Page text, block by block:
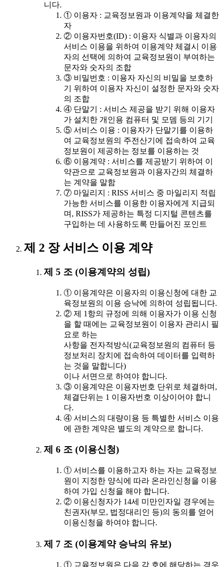
니다.
① 이용자 : 교육정보원과 이용계약을 체결한
자
② 이용자번호(ID) : 이용자 식별과 이용자의
서비스 이용을 위하여 이용계약 체결시 이용
자의 선택에 의하여 교육정보원이 부여하는
문자와 숫자의 조합
③ 비밀번호 : 이용자 자신의 비밀을 보호하
기 위하여 이용자 자신이 설정한 문자와 숫자
의 조합
④ 단말기 : 서비스 제공을 받기 위해 이용자
가 설치한 개인용 컴퓨터 및 모뎀 등의 기기
⑤ 서비스 이용 : 이용자가 단말기를 이용하
여 교육정보원의 주전산기에 접속하여 교육
정보원이 제공하는 정보를 이용하는 것
⑥ 이용계약 : 서비스를 제공받기 위하여 이
약관으로 교육정보원과 이용자간의 체결하
는 계약을 말함
⑦ 마일리지 : RISS 서비스 중 마일리지 적립
가능한 서비스를 이용한 이용자에게 지급되
며, RISS가 제공하는 특정 디지털 콘텐츠를
구입하는 데 사용하도록 만들어진 포인트
제 2 장 서비스 이용 계약
제 5 조 (이용계약의 성립)
① 이용계약은 이용자의 이용신청에 대한 교
육정보원의 이용 승낙에 의하여 성립됩니다.
② 제 1항의 규정에 의해 이용자가 이용 신청
을 할 때에는 교육정보원이 이용자 관리시 필
요로 하는
사항을 전자적방식(교육정보원의 컴퓨터 등
정보처리 장치에 접속하여 데이터를 입력하
는 것을 말합니다)
이나 서면으로 하여야 합니다.
③ 이용계약은 이용자번호 단위로 체결하며,
체결단위는 1 이용자번호 이상이어야 합니
다.
④ 서비스의 대량이용 등 특별한 서비스 이용
에 관한 계약은 별도의 계약으로 합니다.
제 6 조 (이용신청)
① 서비스를 이용하고자 하는 자는 교육정보
원이 지정한 양식에 따라 온라인신청을 이용
하여 가입 신청을 해야 합니다.
② 이용신청자가 14세 미만인자일 경우에는
친권자(부모, 법정대리인 등)의 동의를 얻어
이용신청을 하여야 합니다.
제 7 조 (이용계약 승낙의 유보)
① 교육정보원은 다음 각 호에 해당하는 경우